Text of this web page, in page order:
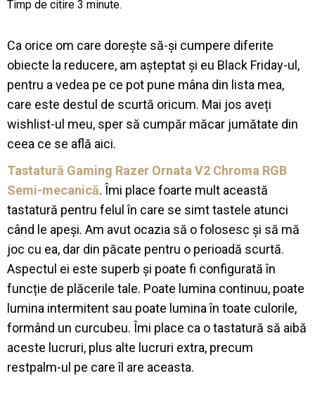
Ca orice om care dorește să-și cumpere diferite
obiecte la reducere, am așteptat și eu Black Friday-ul,
pentru a vedea pe ce pot pune mâna din lista mea,
care este destul de scurtă oricum. Mai jos aveți
wishlist-ul meu, sper să cumpăr măcar jumătate din
ceea ce se află aici.
Tastatură Gaming Razer Ornata V2 Chroma RGB
Semi-mecanică. Îmi place foarte mult această
tastatură pentru felul în care se simt tastele atunci
când le apeși. Am avut ocazia să o folosesc și să mă
joc cu ea, dar din păcate pentru o perioadă scurtă.
Aspectul ei este superb și poate fi configurată în
funcție de plăcerile tale. Poate lumina continuu, poate
lumina intermitent sau poate lumina în toate culorile,
formând un curcubeu. Îmi place ca o tastatură să aibă
aceste lucruri, plus alte lucruri extra, precum
restpalm-ul pe care îl are aceasta.